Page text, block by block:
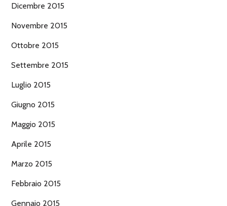
Dicembre 2015
Novembre 2015
Ottobre 2015
Settembre 2015
Luglio 2015
Giugno 2015
Maggio 2015
Aprile 2015
Marzo 2015
Febbraio 2015
Gennaio 2015